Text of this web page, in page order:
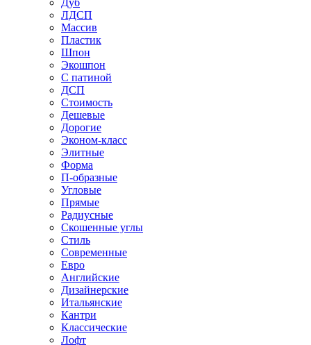
Дуб
ЛДСП
Массив
Пластик
Шпон
Экошпон
С патиной
ДСП
Стоимость
Дешевые
Дорогие
Эконом-класс
Элитные
Форма
П-образные
Угловые
Прямые
Радиусные
Скошенные углы
Стиль
Современные
Евро
Английские
Дизайнерские
Итальянские
Кантри
Классические
Лофт